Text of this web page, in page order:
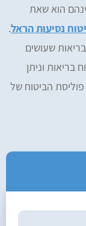
הוא שאת
נסיעות הראל.
שעושים
וניתן
פוליסת הביטוח של